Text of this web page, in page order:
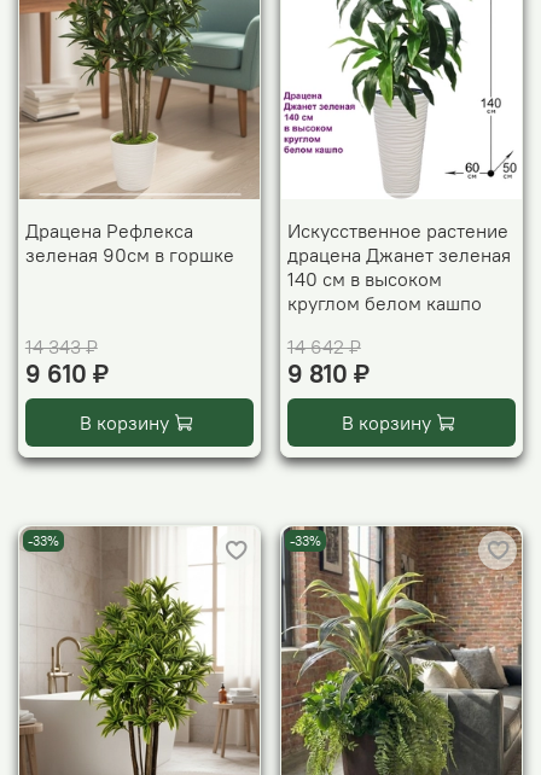
Драцена Рефлекса
зеленая 90см в горшке
14 343 ₽
9 610 ₽
В корзину
Искусственное растение
драцена Джанет зеленая
140 см в высоком
круглом белом кашпо
14 642 ₽
9 810 ₽
В корзину
-33% -33%